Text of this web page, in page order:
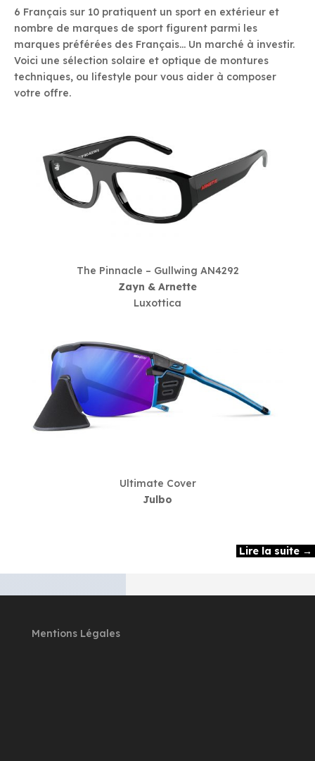
6 Français sur 10 pratiquent un sport en extérieur et
nombre de marques de sport figurent parmi les
marques préférées des Français… Un marché à investir.
Voici une sélection solaire et optique de montures
techniques, ou lifestyle pour vous aider à composer
votre offre.
The Pinnacle – Gullwing AN4292
Zayn & Arnette
Luxottica
Ultimate Cover
Julbo
Lire la suite →
Mentions Légales